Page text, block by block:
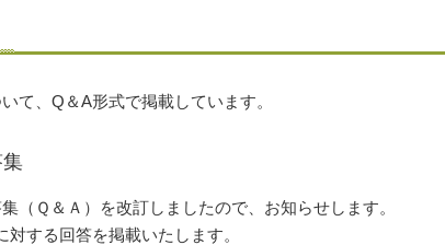
て、Q＆A形式で掲載しています。
（Ｑ＆Ａ）を改訂しましたので、お知らせします。
する回答を掲載いたします。